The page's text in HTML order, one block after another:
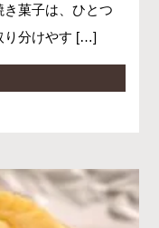
き菓子は、ひとつ
り分けやす […]